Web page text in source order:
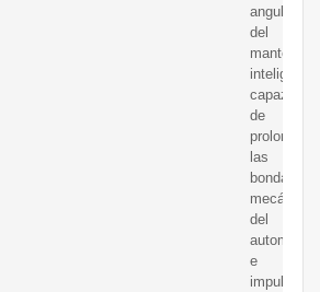
angular
del
inteligente,
capaz
de
prolongar
las
bondades
mecánicas
del
automóvil
e
impulsarlo